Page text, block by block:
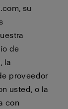
su
de
la
proveedor
usted, o la
con